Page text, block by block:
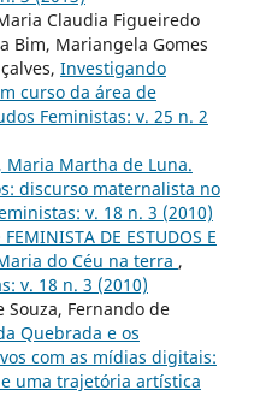
Claudia Figueiredo
Bim, Mariangela Gomes
Investigando
curso da área de
Feministas: v. 25 n. 2
Maria Martha de Luna.
discurso maternalista no
v. 18 n. 3 (2010)
FEMINISTA DE ESTUDOS E
do Céu na terra ,
v. 18 n. 3 (2010)
Souza, Fernando de
Quebrada e os
com as mídias digitais:
uma trajetória artística